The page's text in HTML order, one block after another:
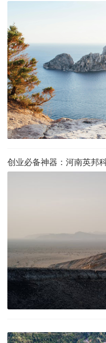
创业必备神器：河南英邦